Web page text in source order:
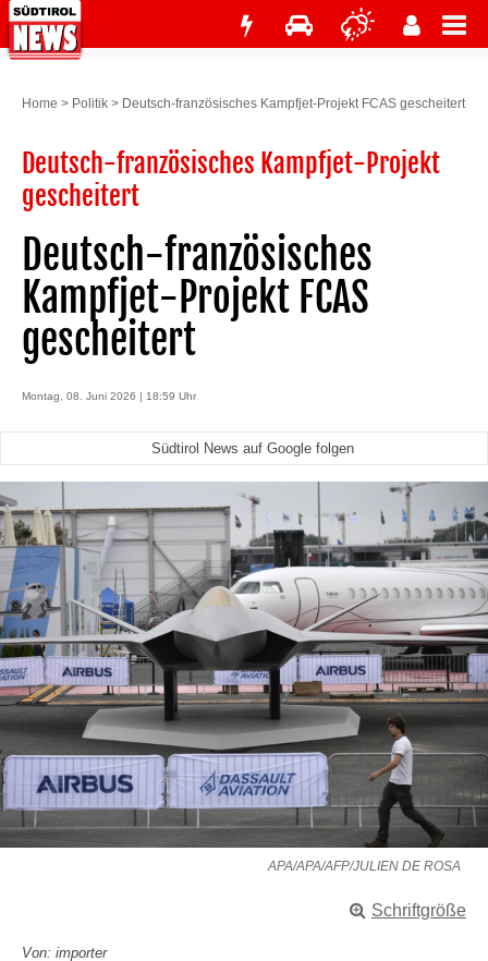
Home > Politik > Deutsch-französisches Kampfjet-Projekt FCAS gescheitert
Deutsch-französisches Kampfjet-Projekt
gescheitert
Deutsch-französisches
Kampfjet-Projekt FCAS
gescheitert
Montag, 08. Juni 2026 | 18:59 Uhr
Südtirol News auf Google folgen
APA/APA/AFP/JULIEN DE ROSA
Schriftgröße
Von: importer